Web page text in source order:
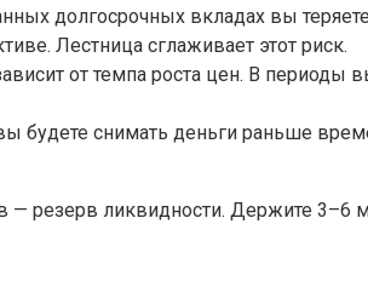
долгосрочных вкладах вы
Лестница сглаживает этот риск.
от темпа роста цен. В
будете снимать деньги раньше
— резерв ликвидности. Держите